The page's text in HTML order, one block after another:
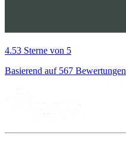
4.53 Sterne von 5
Basierend auf 567 Bewertungen